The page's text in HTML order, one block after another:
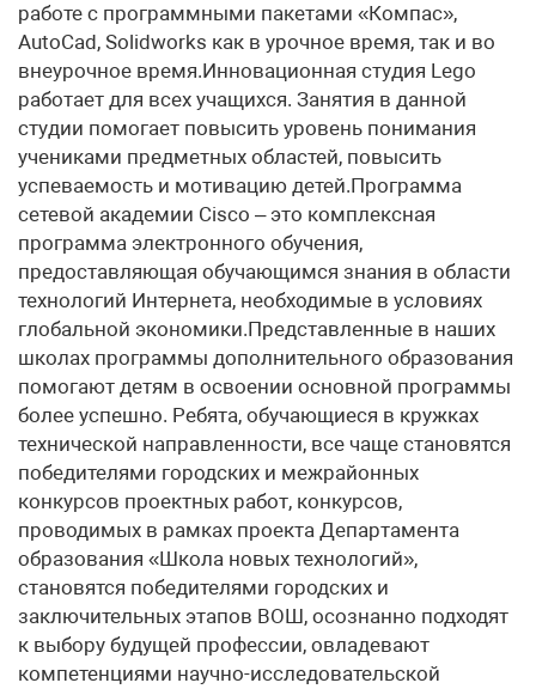
работе с программными пакетами «Компас»,
AutoCad, Solidworks как в урочное время, так и во
внеурочное время.Инновационная студия Lego
работает для всех учащихся. Занятия в данной
студии помогает повысить уровень понимания
учениками предметных областей, повысить
успеваемость и мотивацию детей.Программа
сетевой академии Cisco – это комплексная
программа электронного обучения,
предоставляющая обучающимся знания в области
технологий Интернета, необходимые в условиях
глобальной экономики.Представленные в наших
школах программы дополнительного образования
помогают детям в освоении основной программы
более успешно. Ребята, обучающиеся в кружках
технической направленности, все чаще становятся
победителями городских и межрайонных
конкурсов проектных работ, конкурсов,
проводимых в рамках проекта Департамента
образования «Школа новых технологий»,
становятся победителями городских и
заключительных этапов ВОШ, осознанно подходят
к выбору будущей профессии, овладевают
компетенциями научно-исследовательской